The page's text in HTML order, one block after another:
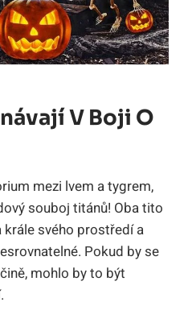
V Boji O
mezi lvem a tygrem,
souboj titánů! Oba tito
svého prostředí a
Pokud by se
mohlo by to být